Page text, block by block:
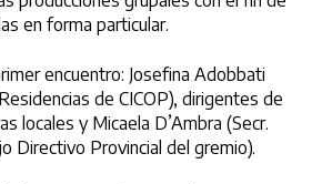
en forma particular.
encuentro: Josefina Adobbati
de CICOP), dirigentes de
locales y Micaela D’Ambra (Secr.
Directivo Provincial del gremio).